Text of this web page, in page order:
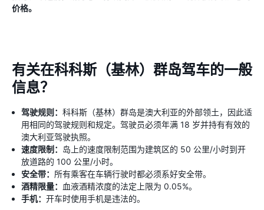
价格。
有关在科科斯（基林）群岛驾车的一般
信息？
驾驶规则： 科科斯（基林）群岛是澳大利亚的外部领土，因此适
用相同的驾驶规则和规定。驾驶员必须年满 18 岁并持有有效的
澳大利亚驾驶执照。
速度限制： 岛上的速度限制范围为建筑区的 50 公里/小时到开
放道路的 100 公里/小时。
安全带： 所有乘客在车辆行驶时都必须系好安全带。
酒精限量：
血液酒精浓度的法定上限为 0.05%。
手机： 开车时使用手机是违法的。